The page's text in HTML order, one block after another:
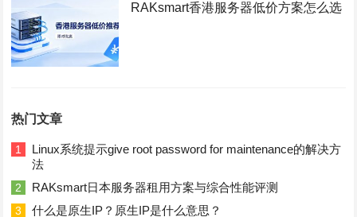
RAKsmart香港服务器低价方案怎么选
热门文章
1
Linux系统提示give root password for maintenance的解决方
法
2 RAKsmart日本服务器租用方案与综合性能评测
3 什么是原生IP？原生IP是什么意思？